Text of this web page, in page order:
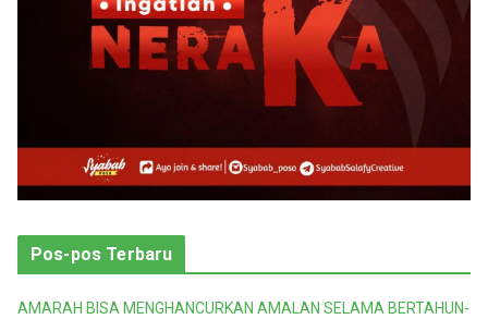
Pos-pos Terbaru
AMARAH BISA MENGHANCURKAN AMALAN SELAMA BERTAHUN-